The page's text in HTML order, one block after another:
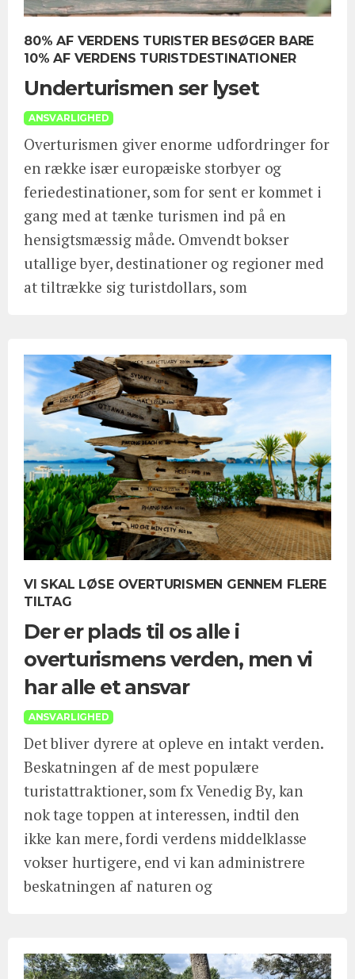
80% AF VERDENS TURISTER BESØGER BARE
10% AF VERDENS TURISTDESTINATIONER
Underturismen ser lyset
ANSVARLIGHED
Overturismen giver enorme udfordringer for
en række især europæiske storbyer og
feriedestinationer, som for sent er kommet i
gang med at tænke turismen ind på en
hensigtsmæssig måde. Omvendt bokser
utallige byer, destinationer og regioner med
at tiltrække sig turistdollars, som
VI SKAL LØSE OVERTURISMEN GENNEM FLERE
TILTAG
Der er plads til os alle i
overturismens verden, men vi
har alle et ansvar
ANSVARLIGHED
Det bliver dyrere at opleve en intakt verden.
Beskatningen af de mest populære
turistattraktioner, som fx Venedig By, kan
nok tage toppen at interessen, indtil den
ikke kan mere, fordi verdens middelklasse
vokser hurtigere, end vi kan administrere
beskatningen af naturen og